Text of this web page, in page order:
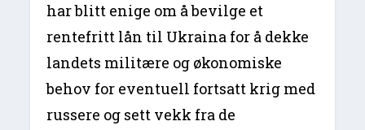
har blitt enige om å bevilge et
rentefritt lån til Ukraina for å dekke
landets militære og økonomiske
behov for eventuell fortsatt krig med
russere og sett vekk fra de